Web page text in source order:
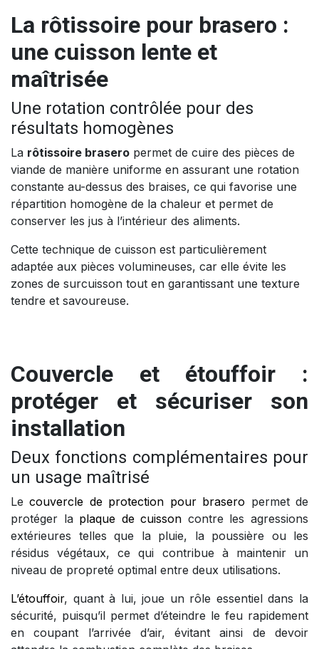
La rôtissoire pour brasero :
une cuisson lente et
maîtrisée
Une rotation contrôlée pour des
résultats homogènes
La rôtissoire brasero permet de cuire des pièces de
viande de manière uniforme en assurant une rotation
constante au-dessus des braises, ce qui favorise une
répartition homogène de la chaleur et permet de
conserver les jus à l’intérieur des aliments.
Cette technique de cuisson est particulièrement
adaptée aux pièces volumineuses, car elle évite les
zones de surcuisson tout en garantissant une texture
tendre et savoureuse.
Couvercle et étouffoir :
protéger et sécuriser son
installation
Deux fonctions complémentaires pour
un usage maîtrisé
Lecouvercle de protection pour brasero permet de
protéger la plaque de cuisson contre les agressions
extérieures telles que la pluie, la poussière ou les
résidus végétaux, ce qui contribue à maintenir un
niveau de propreté optimal entre deux utilisations.
L’étouffoir, quant à lui, joue un rôle essentiel dans la
sécurité, puisqu’il permet d’éteindre le feu rapidement
en coupant l’arrivée d’air, évitant ainsi de devoir